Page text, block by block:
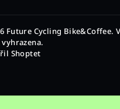
Future Cycling Bike&Coffee.
Shoptet